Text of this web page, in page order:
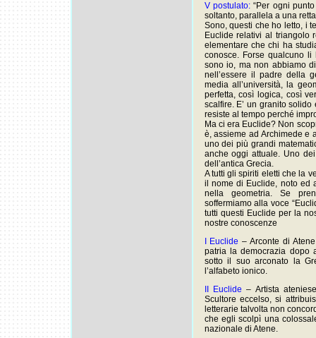
V postulato:“Per ogni
soltanto, parallela a una
Sono, questi che ho letto, i
Euclide relativi al triangolo
elementare che chi ha
conosce. Forse qualcuno
sono io, ma non abbiamo
nell’essere il padre della
media all’università, la
perfetta, così logica, così
scalfire. E’ un granito
resiste al tempo perché
Ma ci era Euclide? Non
è, assieme ad Archimede e
uno dei più grandi
anche oggi attuale. Uno
dell’antica Grecia.
A tutti gli spiriti eletti che la
il nome di Euclide, noto ed
nella geometria. Se
soffermiamo alla voce
tutti questi Euclide per la
nostre conoscenze
I Euclide – Arconte di
patria la democrazia dopo
sotto il suo arconato la
l’alfabeto ionico.
II Euclide – Artista
Scultore eccelso, si
letterarie talvolta non
che egli scolpì una
nazionale di Atene.